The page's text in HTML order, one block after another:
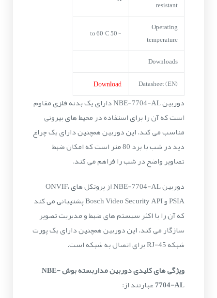
resistant
Operating
temperature
-50° to 60° C
Downloads
Datasheet (EN)
Download
دوربین NBE-7704-AL دارای یک بدنه فلزی مقاوم
است که آن را برای استفاده در محیط های بیرونی
مناسب می کند. این دوربین همچنین دارای یک چراغ
دید در شب با برد 80 متر است که امکان ضبط
تصاویر واضح در شب را فراهم می کند.
دوربین NBE-7704-AL از پروتکل های ONVIF،
PSIA و Bosch Video Security API پشتیبانی می کند
که آن را با اکثر سیستم های ضبط و مدیریت تصویر
سازگار می کند. این دوربین همچنین دارای یک پورت
شبکه RJ-45 برای اتصال به شبکه است.
ویژگی های کلیدی دوربین مداربسته بوش NBE-
7704-ALعبارتند از: